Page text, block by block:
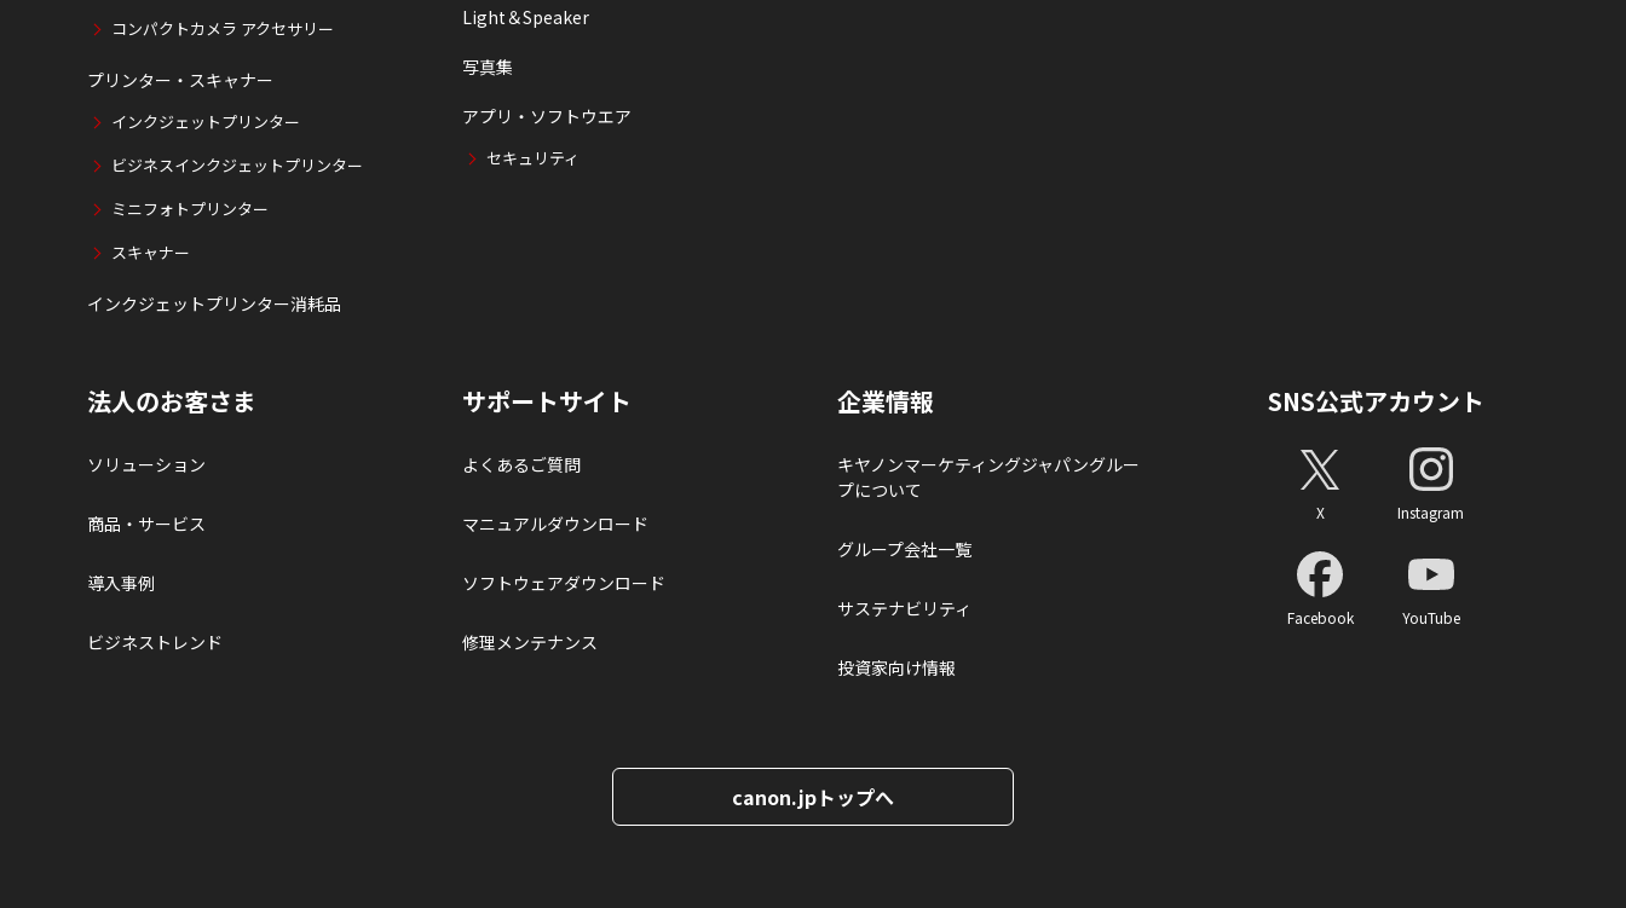
コンパクトカメラ アクセサリー
プリンター・スキャナー
インクジェットプリンター
ビジネスインクジェットプリンター
ミニフォトプリンター
スキャナー
インクジェットプリンター消耗品
Light＆Speaker
写真集
アプリ・ソフトウエア
セキュリティ
法人のお客さま
ソリューション
商品・サービス
導入事例
ビジネストレンド
サポートサイト
よくあるご質問
マニュアルダウンロード
ソフトウェアダウンロード
修理メンテナンス
企業情報
キヤノンマーケティングジャパングルー
プについて
グループ会社一覧
サステナビリティ
投資家向け情報
SNS公式アカウント
X Instagram
Facebook YouTube
canon.jpトップへ